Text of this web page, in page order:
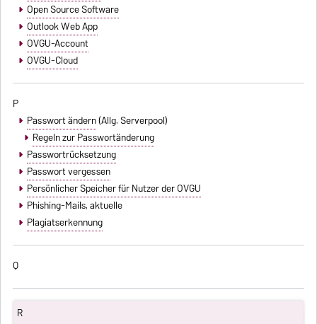
Open Source Software
Outlook Web App
OVGU-Account
OVGU-Cloud
P
Passwort ändern(Allg. Serverpool)
Regeln zur Passwortänderung
Passwortrücksetzung
Passwort vergessen
Persönlicher Speicher für Nutzer der OVGU
Phishing-Mails, aktuelle
Plagiatserkennung
Q
R